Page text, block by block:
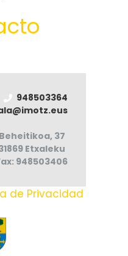
948503364
Beheitikoa, 37
Etxaleku
948503406
de Privacidad